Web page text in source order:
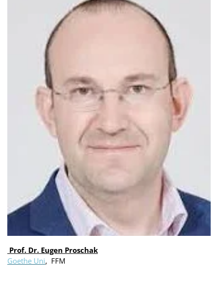
Prof. Dr. Eugen Proschak
Goethe Uni, FFM